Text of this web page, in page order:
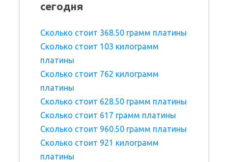
сегодня
Сколько стоит 368.50 грамм платины
Сколько стоит 103 килограмм
платины
Сколько стоит 762 килограмм
платины
Сколько стоит 628.50 грамм платины
Сколько стоит 617 грамм платины
Сколько стоит 960.50 грамм платины
Сколько стоит 921 килограмм
платины